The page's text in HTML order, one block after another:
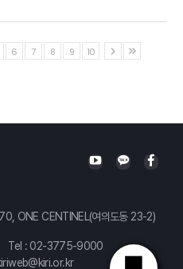
6 7 8 9 10
ONE CENTINEL(여의도동 23-2)
Tel : 02-3775-9000